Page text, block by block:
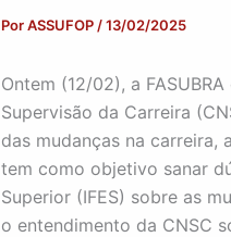
PorASSUFOP /13/02/2025
Ontem (12/02), a
Supervisão da Carreira
das mudanças na
tem como objetivo sanar
Superior (IFES) sobre as
o entendimento da CNSC